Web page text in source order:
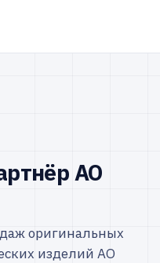
АО
оригинальных
изделий АО